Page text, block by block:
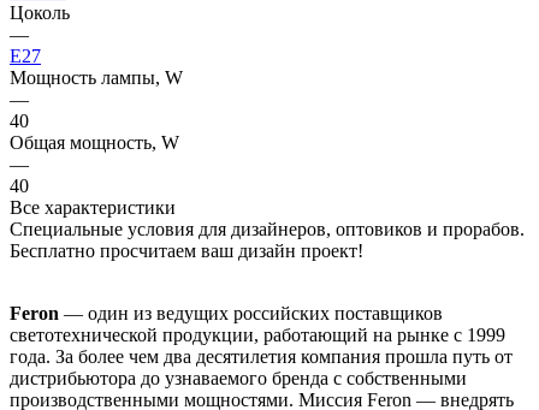
Цоколь
—
E27
Мощность лампы, W
—
40
Общая мощность, W
—
40
Все характеристики
Специальные условия для дизайнеров, оптовиков и прорабов.
Бесплатно просчитаем ваш дизайн проект!
Feron — один из ведущих российских поставщиков
светотехнической продукции, работающий на рынке с 1999
года. За более чем два десятилетия компания прошла путь от
дистрибьютора до узнаваемого бренда с собственными
производственными мощностями. Миссия Feron — внедрять